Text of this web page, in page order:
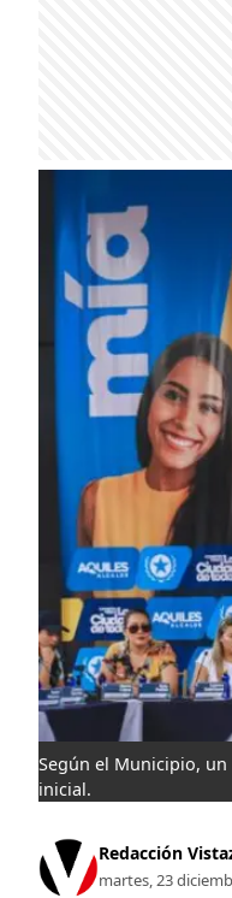
Según el Municipio,
inicial.
Redacción
martes, 23